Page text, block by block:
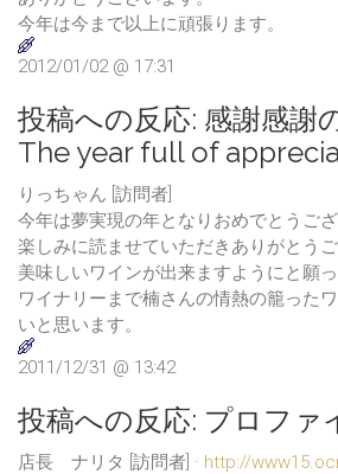
今年は今まで以上に頑張ります。
2012/01/02 @ 17:31
投稿への反応: 感謝感謝
The year full of
りっちゃん [訪問者]
今年は夢実現の年となりおめでとうご
楽しみに読ませていただきありがとう
美味しいワインが出来ますようにと願
ワイナリーまで楠さんの情熱の籠った
いと思います。
2011/12/31 @ 13:42
投稿への反応: プロファ
店長 ナリタ [訪問者] · http://